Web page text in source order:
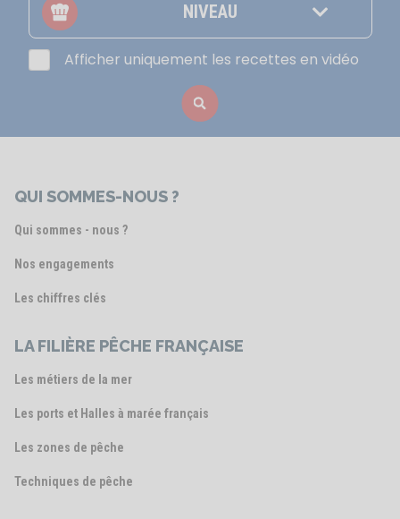
NIVEAU
Afficher uniquement les recettes en vidéo
QUI SOMMES-NOUS ?
Qui sommes - nous ?
Nos engagements
Les chiffres clés
LA FILIÈRE PÊCHE FRANÇAISE
Les métiers de la mer
Les ports et Halles à marée français
Les zones de pêche
Techniques de pêche